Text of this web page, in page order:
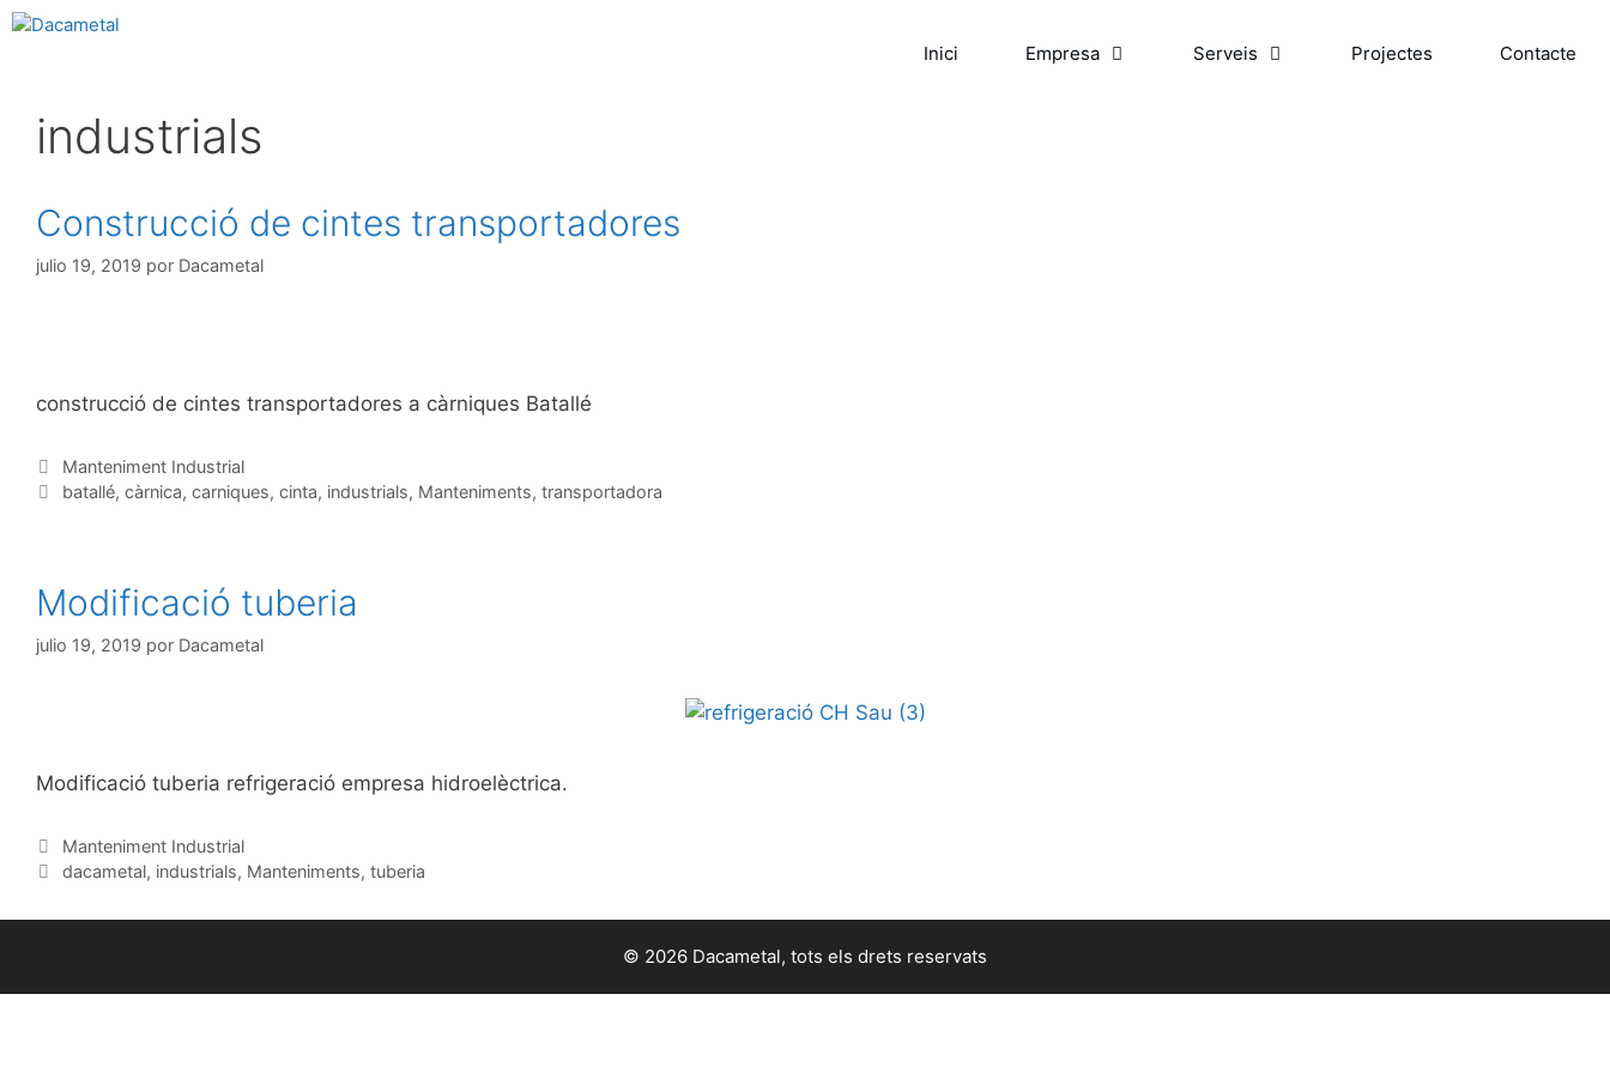
Inici Empresa Serveis Projectes Contacte
industrials
Construcció de cintes transportadores
julio 19, 2019 por Dacametal
construcció de cintes transportadores a càrniques Batallé
Manteniment Industrial
batallé, càrnica, carniques, cinta, industrials, Manteniments, transportadora
Modificació tuberia
julio 19, 2019 por Dacametal
Modificació tuberia refrigeració empresa hidroelèctrica.
Manteniment Industrial
dacametal, industrials, Manteniments, tuberia
© 2026 Dacametal, tots els drets reservats